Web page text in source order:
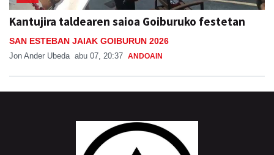
Kantujira taldearen saioa Goiburuko festetan
SAN ESTEBAN JAIAK GOIBURUN 2026
Jon Ander Ubeda abu 07, 20:37 ANDOAIN